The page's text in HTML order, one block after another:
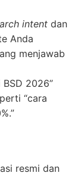
intent dan
Anda
menjawab
2026”
“cara
resmi dan